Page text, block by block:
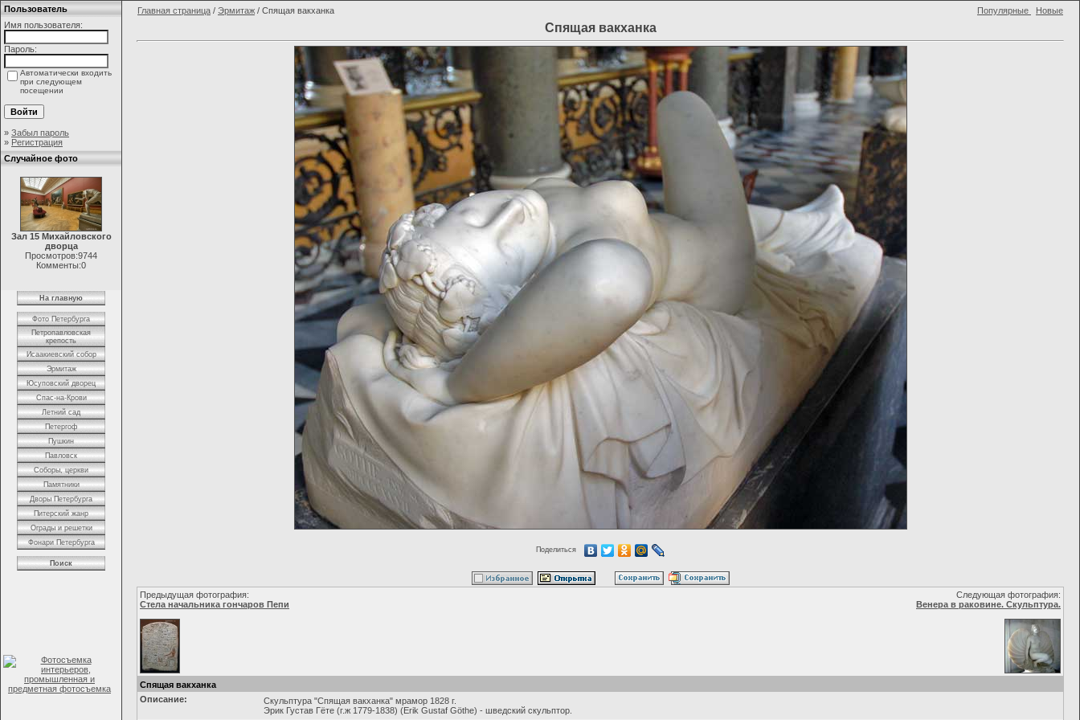
Пользователь
Имя пользователя:
Пароль:
Автоматически входить
при следующем
посещении
» Забыл пароль
» Регистрация
Случайное фото
Зал 15 Михайловского
дворца
Просмотров:9744
Комменты:0
На главную
Фото Петербурга
Петропавловская
крепость
Исаакиевский собор
Эрмитаж
Юсуповский дворец
Спас-на-Крови
Летний сад
Петергоф
Пушкин
Павловск
Соборы, церкви
Памятники
Дворы Петербурга
Питерский жанр
Ограды и решетки
Фонари Петербурга
Поиск
Главная страница / Эрмитаж / Спящая вакханка Популярные Новые
Спящая вакханка
Поделиться
Предыдущая фотография:
Стела начальника гончаров Пепи
Следующая фотография:
Венера в раковине. Скульптура.
Спящая вакханка
Описание:
Скульптура "Спящая вакханка" мрамор 1828 г.
Эрик Густав Гёте (г.ж 1779-1838) (Erik Gustaf Göthe) - шведский скульптор.